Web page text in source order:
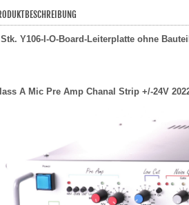
Y106-I-O-Board-Leiterplatte ohne
A Mic Pre Amp Chanal Strip +/-24V